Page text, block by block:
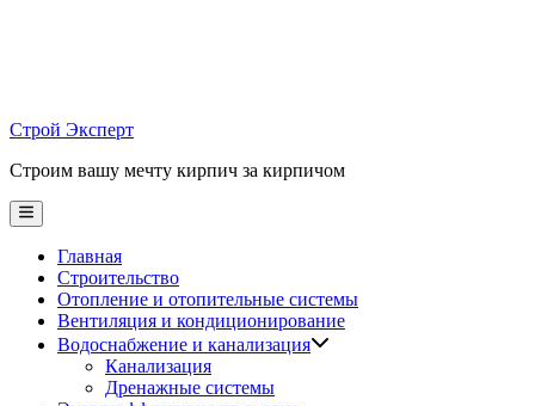
Строй Эксперт
Строим вашу мечту кирпич за кирпичом
Main
Menu
Главная
Строительство
Отопление и отопительные системы
Вентиляция и кондиционирование
Водоснабжение и канализация
Канализация
Дренажные системы